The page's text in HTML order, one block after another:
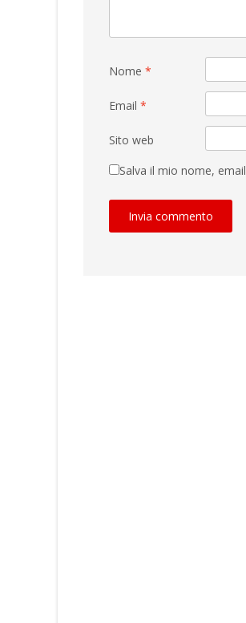
Nome *
Email *
Sito web
Salva il mio nome,